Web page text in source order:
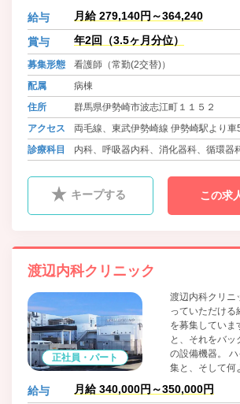
んか？
給与 月給 279,140円～364,240
賞与 年2回（3.5ヶ月分位）
募集形態
看護師（常勤(2交替)）
配属
病棟
住所
群馬県伊勢崎市波志江町１１５２
アクセス
両毛線、東武伊勢崎線 伊勢崎駅より車
高崎線 本庄駅より車30分
診療科目
内科、呼吸器内科、消化器科、循環器
インクリニック科、眼科、ﾘﾊﾋﾞﾘﾃｰｼｮﾝ科
キープする この求
渡辺内科クリニック
正社員・パート
渡辺内科クリニ
っていただける
を募集していま
と、それをバッ
の設備機器。
集と、そして何
の温もりです。
クリニックは一
給与 月給 340,000円～350,000円